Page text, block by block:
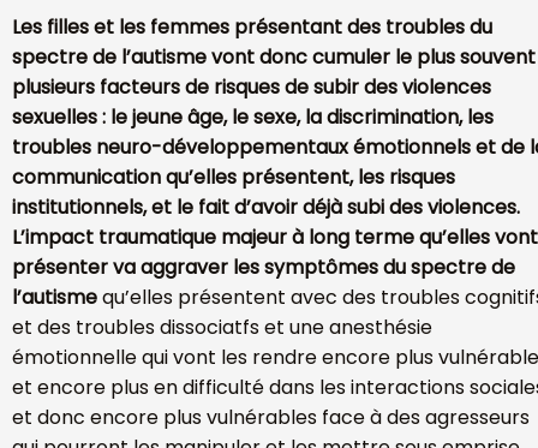
Les filles et les femmes présentant des troubles du
spectre de l’autisme vont donc cumuler le plus souvent
plusieurs facteurs de risques de subir des violences
sexuelles : le jeune âge, le sexe, la discrimination, les
troubles neuro-développementaux émotionnels et de
communication qu’elles présentent, les risques
institutionnels, et le fait d’avoir déjà subi des violences.
L’impact traumatique majeur à long terme qu’elles vont
présenter va aggraver les symptômes du spectre de
l’autismequ’elles présentent avec des troubles
et des troubles dissociatfs et une anesthésie
émotionnelle qui vont les rendre encore plus
et encore plus en difficulté dans les interactions
et donc encore plus vulnérables face à des agresseurs